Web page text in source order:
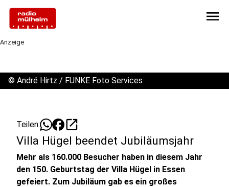
menu
Anzeige
© André Hirtz / FUNKE Foto Services
Teilen: open_in_new
Villa Hügel beendet Jubiläumsjahr
Mehr als 160.000 Besucher haben in diesem Jahr
den 150. Geburtstag der Villa Hügel in Essen
gefeiert. Zum Jubiläum gab es ein großes